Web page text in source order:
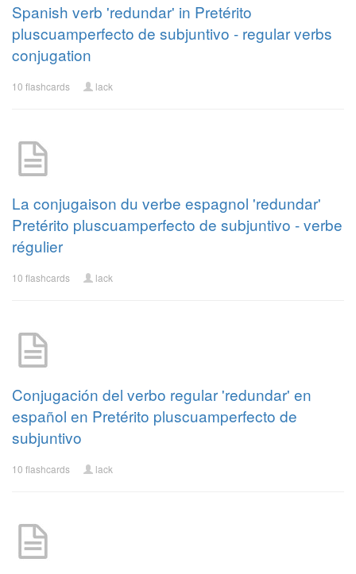
Spanish verb 'redundar' in Pretérito
pluscuamperfecto de subjuntivo - regular verbs
conjugation
10 flashcards lack
La conjugaison du verbe espagnol 'redundar'
Pretérito pluscuamperfecto de subjuntivo - verbe
régulier
10 flashcards lack
Conjugación del verbo regular 'redundar' en
español en Pretérito pluscuamperfecto de
subjuntivo
10 flashcards lack